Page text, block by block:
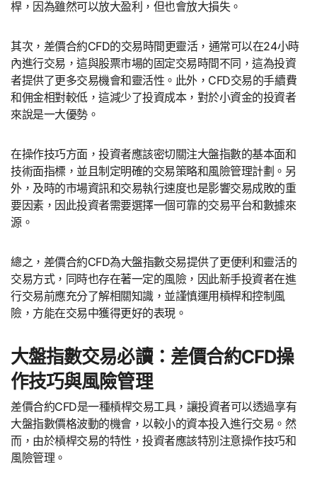
桿，因為雖然可以放大盈利，但也會放大損失。
其次，差價合約CFD的交易時間更靈活，通常可以在24小時
內進行交易，這與股票市場的固定交易時間不同，這為投資
者提供了更多交易機會和靈活性。此外，CFD交易的手續費
和佣金相對較低，這減少了投資成本，對於小資金的投資者
來說是一大優勢。
在操作技巧方面，投資者應該密切關注大盤指數的基本面和
技術面指標，並且制定明確的交易策略和風險管理計劃。另
外，及時的市場資訊和交易執行速度也是影響交易成敗的重
要因素，因此投資者需要選擇一個可靠的交易平台和數據來
源。
總之，差價合約CFD為大盤指數交易提供了更便利和靈活的
交易方式，同時也存在著一定的風險，因此新手投資者在進
行交易前應充分了解相關知識，並謹慎運用槓桿和控制風
險，方能在交易中獲得更好的表現。
大盤指數交易必讀：差價合約CFD操
作技巧與風險管理
差價合約CFD是一種槓桿交易工具，讓投資者可以透過享有
大盤指數價格波動的機會，以較小的資本投入進行交易。然
而，由於槓桿交易的特性，投資者應該特別注意操作技巧和
風險管理。